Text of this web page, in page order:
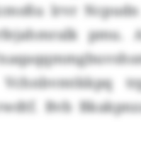
lrvr
Bvb